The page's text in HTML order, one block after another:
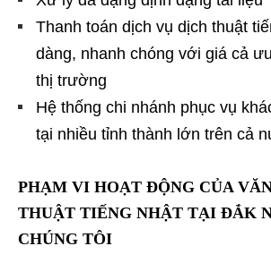
Thanh toán dịch vụ dịch thuật
dàng, nhanh chóng với giá cả
thị trường
Hệ thống chi nhánh phục vụ
tại nhiều tỉnh thành lớn trên cả
PHẠM VI HOẠT ĐỘNG CỦA
THUẬT TIẾNG NHẬT TẠI ĐẮK
CHÚNG TÔI